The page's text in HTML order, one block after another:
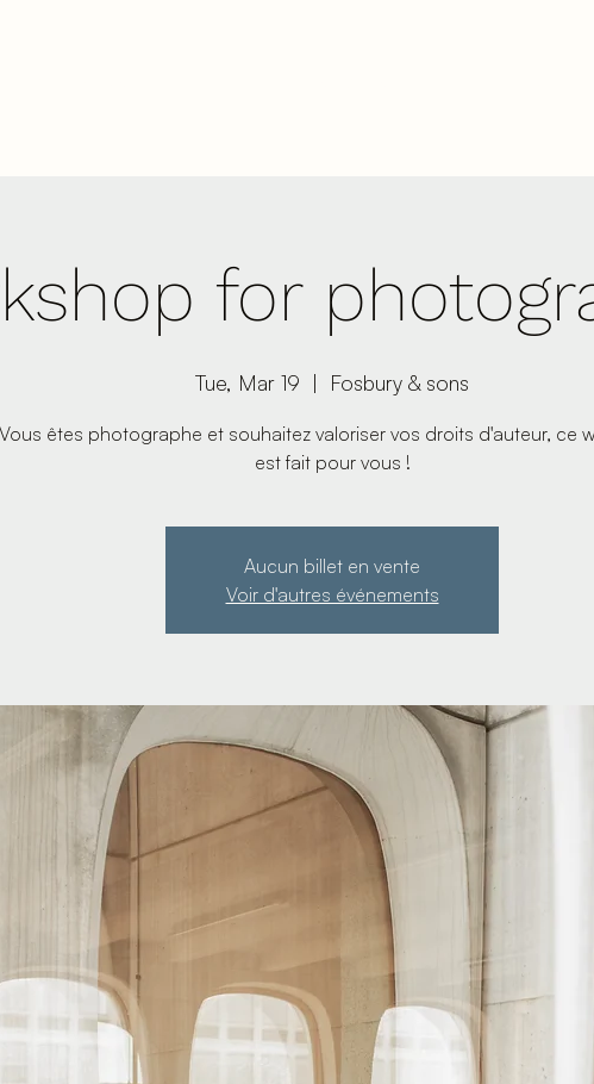
for
Tue, Mar 19
  |
Fosbury & sons
Vous êtes photographe et souhaitez valoriser vos droits d'auteur, ce
est fait pour vous !
Aucun billet en vente
Voir d'autres événements